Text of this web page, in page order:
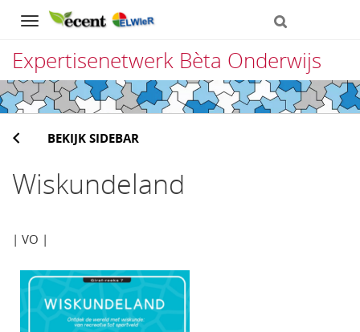
Navigation
Expertisenetwerk Bèta Onderwijs
Direct
naar
het
inhoud
BEKIJK SIDEBAR
Wiskundeland
| VO |